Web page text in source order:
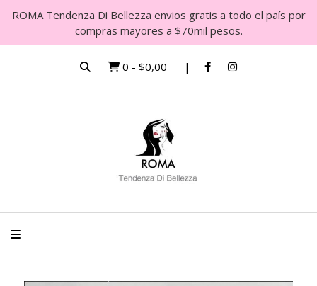
ROMA Tendenza Di Bellezza envios gratis a todo el país por
compras mayores a $70mil pesos.
0 - $0,00